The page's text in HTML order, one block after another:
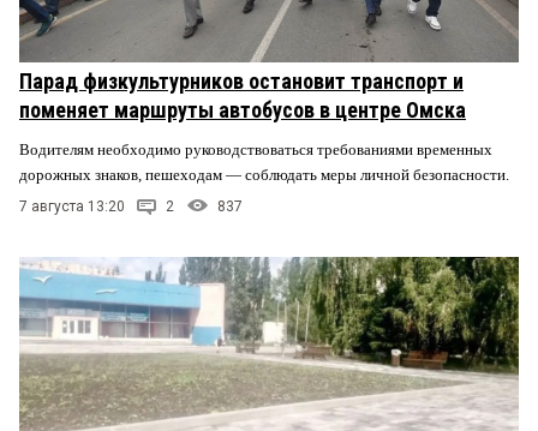
Парад физкультурников остановит транспорт и
поменяет маршруты автобусов в центре Омска
Водителям необходимо руководствоваться требованиями временных
дорожных знаков, пешеходам — соблюдать меры личной безопасности.
7 августа 13:20 2 837